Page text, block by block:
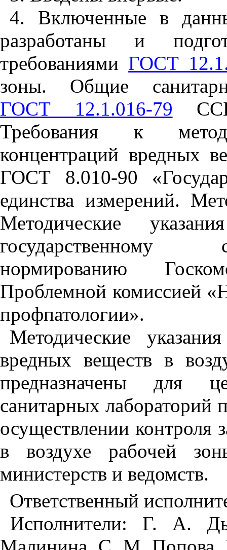
4. Включенные в
разработаны и
требованиями ГОСТ
зоны. Общие
ГОСТ 12.1.016-79
Требования к
концентраций вредных
ГОСТ 8.010-90
единства измерений.
Методические
государственному
нормированию Госком
Проблемной комиссией
профпатологии».
Методические
вредных веществ в
предназначены для
санитарных
осуществлении контроля
в воздухе рабочей
министерств и ведомств.
Ответственный
Исполнители: Г. А.